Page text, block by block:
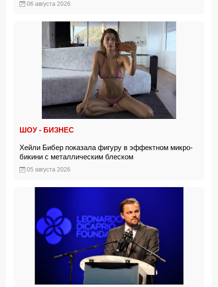
06 августа 2026
ШОУ - БИЗНЕС
Хейли Бибер показала фигуру в эффектном микро-
бикини с металлическим блеском
05 августа 2026